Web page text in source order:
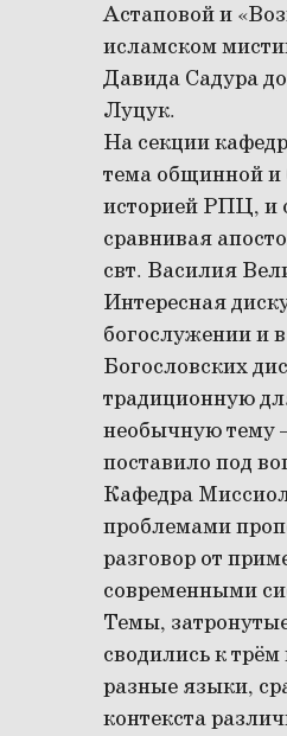
Астаповой и
исламском
Давида Садура до
Луцук.
На секции
тема общинной и
историей РПЦ, и
сравнивая
свт. Василия
Интересная
богослужении и
Богословских
традиционную
необычную тему
поставило под
Кафедра
проблемами
разговор от
современными
Темы,
сводились к
разные языки,
контекста